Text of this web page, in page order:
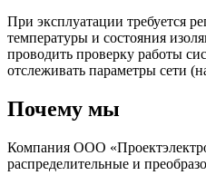
При эксплуатации требуется
температуры и состояния
проводить проверку работы
отслеживать параметры сети
Почему мы
Компания ООО
распределительные и